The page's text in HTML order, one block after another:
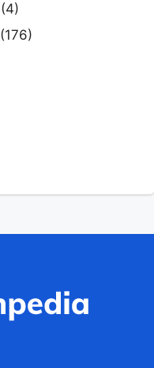
(4)
(176)